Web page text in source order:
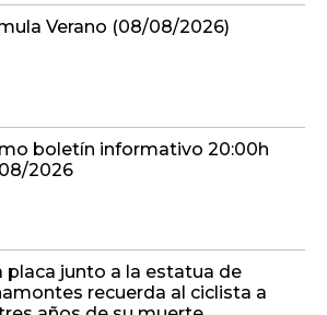
Verano (08/08/2026)
boletín informativo 20:00h
2026
placa junto a la estatua de
recuerda al ciclista a